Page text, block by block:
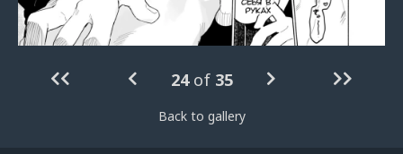
24 of 35
Back to gallery